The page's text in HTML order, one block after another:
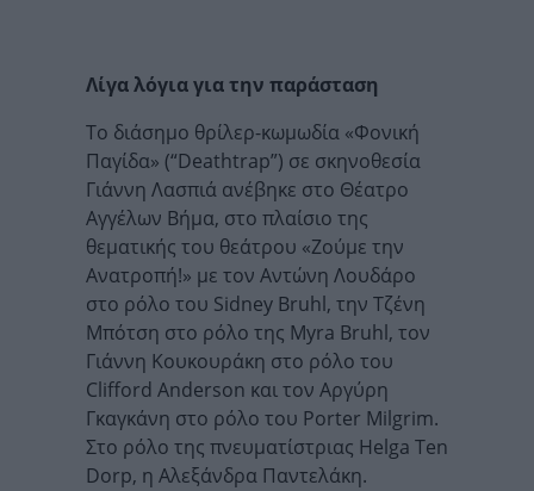
Λίγα λόγια για την παράσταση
Το διάσημο θρίλερ-κωμωδία «Φονική
Παγίδα» (“Deathtrap”) σε σκηνοθεσία
Γιάννη Λασπιά ανέβηκε στο Θέατρο
Αγγέλων Βήμα, στο πλαίσιο της
θεματικής του θεάτρου «Ζούμε την
Ανατροπή!» με τον Αντώνη Λουδάρο
στο ρόλο του Sidney Bruhl, την Τζένη
Μπότση στο ρόλο της Myra Bruhl, τον
Γιάννη Κουκουράκη στο ρόλο του
Clifford Anderson και τον Αργύρη
Γκαγκάνη στο ρόλο του Porter Milgrim.
Στο ρόλο της πνευματίστριας Helga Ten
Dorp, η Αλεξάνδρα Παντελάκη.